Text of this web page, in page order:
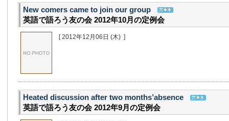
New comers came to join our group
英語で語ろう友の会 2012年10月の定例会
[ 2012年12月06日 (木) ]
Heated discussion after two months’absence
英語で語ろう友の会 2012年9月の定例会